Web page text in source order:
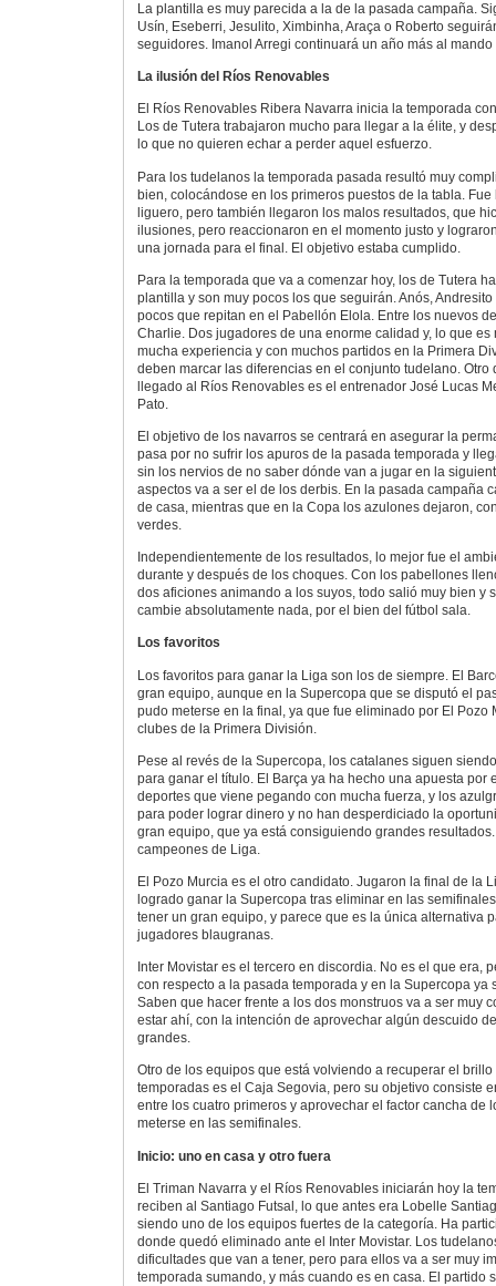
La plantilla es muy parecida a la de la pasada campaña.
Usín, Eseberri, Jesulito, Ximbinha, Araça o Roberto
seguidores. Imanol Arregi continuará un año más al
La ilusión del Ríos Renovables
El Ríos Renovables Ribera Navarra inicia la temporada
Los de Tutera trabajaron mucho para llegar a la élite, y
lo que no quieren echar a perder aquel esfuerzo.
Para los tudelanos la temporada pasada resultó muy
bien, colocándose en los primeros puestos de la tabla.
liguero, pero también llegaron los malos resultados, que
ilusiones, pero reaccionaron en el momento justo y
una jornada para el final. El objetivo estaba cumplido.
Para la temporada que va a comenzar hoy, los de Tutera
plantilla y son muy pocos los que seguirán. Anós,
pocos que repitan en el Pabellón Elola. Entre los nuevos
Charlie. Dos jugadores de una enorme calidad y, lo que es
mucha experiencia y con muchos partidos en la Primera
deben marcar las diferencias en el conjunto tudelano. Otro
llegado al Ríos Renovables es el entrenador José Lucas
Pato.
El objetivo de los navarros se centrará en asegurar la
pasa por no sufrir los apuros de la pasada temporada y
sin los nervios de no saber dónde van a jugar en la
aspectos va a ser el de los derbis. En la pasada campaña
de casa, mientras que en la Copa los azulones dejaron,
verdes.
Independientemente de los resultados, lo mejor fue el
durante y después de los choques. Con los pabellones
dos aficiones animando a los suyos, todo salió muy bien y
cambie absolutamente nada, por el bien del fútbol sala.
Los favoritos
Los favoritos para ganar la Liga son los de siempre. El
gran equipo, aunque en la Supercopa que se disputó el
pudo meterse en la final, ya que fue eliminado por El Pozo
clubes de la Primera División.
Pese al revés de la Supercopa, los catalanes siguen
para ganar el título. El Barça ya ha hecho una apuesta por
deportes que viene pegando con mucha fuerza, y los
para poder lograr dinero y no han desperdiciado la
gran equipo, que ya está consiguiendo grandes
campeones de Liga.
El Pozo Murcia es el otro candidato. Jugaron la final de la
logrado ganar la Supercopa tras eliminar en las
tener un gran equipo, y parece que es la única alternativa
jugadores blaugranas.
Inter Movistar es el tercero en discordia. No es el que era,
con respecto a la pasada temporada y en la Supercopa ya
Saben que hacer frente a los dos monstruos va a ser muy
estar ahí, con la intención de aprovechar algún descuido
grandes.
Otro de los equipos que está volviendo a recuperar el
temporadas es el Caja Segovia, pero su objetivo consiste
entre los cuatro primeros y aprovechar el factor cancha de
meterse en las semifinales.
Inicio: uno en casa y otro fuera
El Triman Navarra y el Ríos Renovables iniciarán hoy la
reciben al Santiago Futsal, lo que antes era Lobelle
siendo uno de los equipos fuertes de la categoría. Ha
donde quedó eliminado ante el Inter Movistar. Los
dificultades que van a tener, pero para ellos va a ser muy
temporada sumando, y más cuando es en casa. El partido